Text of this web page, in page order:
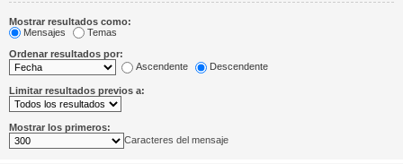
Mostrar resultados como:
Mensajes
Temas
Ordenar resultados por:
Ascendente
Descendente
Limitar resultados previos a:
Mostrar los primeros:
Caracteres del mensaje